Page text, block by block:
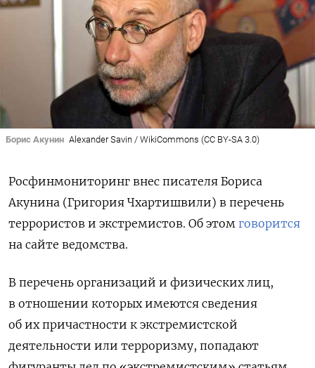
Борис Акунин Alexander Savin / WikiCommons (CC BY-SA 3.0)
Росфинмониторинг внес писателя Бориса
Акунина (Григория Чхартишвили) в перечень
террористов и экстремистов. Об этом говорится
на сайте ведомства.
В перечень организаций и физических лиц,
в отношении которых имеются сведения
об их причастности к экстремистской
деятельности или терроризму, попадают